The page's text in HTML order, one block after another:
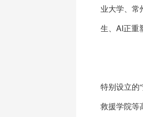
业大学、常
生、AI正重
特别设立的
救援学院等